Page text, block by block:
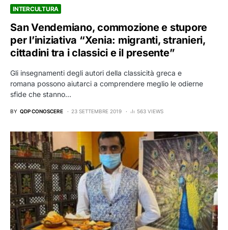
INTERCULTURA
San Vendemiano, commozione e stupore
per l’iniziativa “Xenia: migranti, stranieri,
cittadini tra i classici e il presente”
Gli insegnamenti degli autori della classicità greca e
romana possono aiutarci a comprendere meglio le odierne
sfide che stanno…
BY QDP CONOSCERE 23 SETTEMBRE 2019 563 VIEWS